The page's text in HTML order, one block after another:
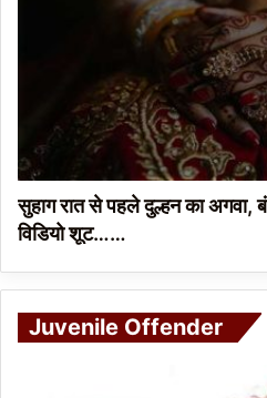
सुहाग रात से पहले दुल्हन का
विडियो शूट……
Juvenile Offender